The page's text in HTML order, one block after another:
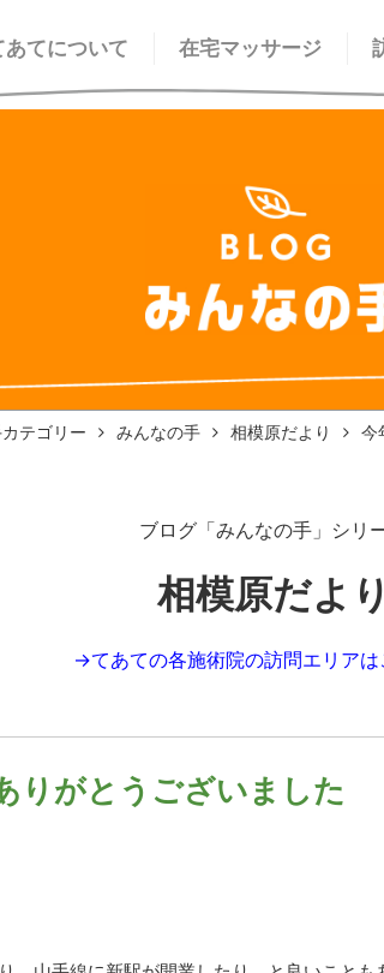
あてについて 在宅マッサージ
テゴリー みんなの手 相模原だより 今
ブログ「みんなの手」シリ
相模原だより
→てあての各施術院の訪問エリアは
りがとうございました